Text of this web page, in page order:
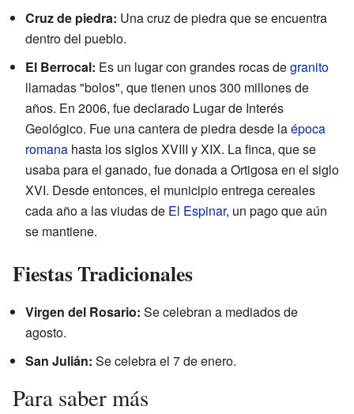
Cruz de piedra: Una cruz de piedra que se encuentra
dentro del pueblo.
El Berrocal: Es un lugar con grandes rocas degranito
llamadas "bolos", que tienen unos 300 millones de
años. En 2006, fue declarado Lugar de Interés
Geológico. Fue una cantera de piedra desde laépoca
romana hasta los siglos XVIII y XIX. La finca, que se
usaba para el ganado, fue donada a Ortigosa en el siglo
XVI. Desde entonces, el municipio entrega cereales
cada año a las viudas de El Espinar, un pago que aún
se mantiene.
Fiestas Tradicionales
Virgen del Rosario: Se celebran a mediados de
agosto.
San Julián: Se celebra el 7 de enero.
Para saber más